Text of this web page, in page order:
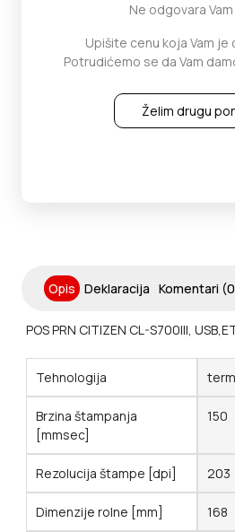
Ne odgovara
Upišite cenu koja Vam je
Potrudićemo se da Vam
Želim drugu
Opis Deklaracija Komentari
POS PRN CITIZEN CL-S700III,
Tehnologija
Brzina štampanja
[mmsec]
150
Rezolucija štampe [dpi] 203
Dimenzije rolne [mm] 168